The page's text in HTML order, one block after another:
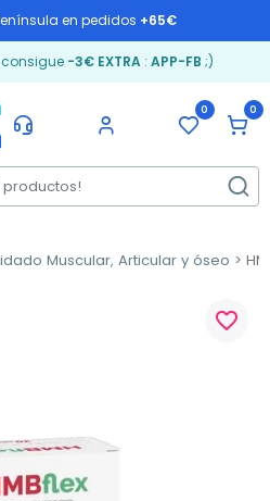
en pedidos +65€
consigue -3€ EXTRA: APP-FB ;)
0 0
Muscular, Articular y óseo
favorite_border